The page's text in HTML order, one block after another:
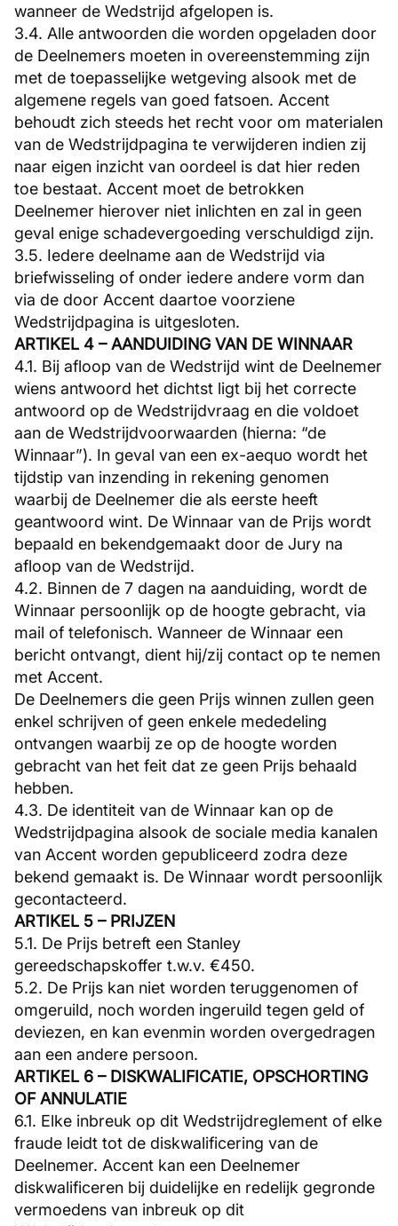
wanneer de Wedstrijd afgelopen is.
3.4. Alle antwoorden die worden opgeladen door
de Deelnemers moeten in overeenstemming zijn
met de toepasselijke wetgeving alsook met de
algemene regels van goed fatsoen. Accent
behoudt zich steeds het recht voor om materialen
van de Wedstrijdpagina te verwijderen indien zij
naar eigen inzicht van oordeel is dat hier reden
toe bestaat. Accent moet de betrokken
Deelnemer hierover niet inlichten en zal in geen
geval enige schadevergoeding verschuldigd zijn.
3.5. Iedere deelname aan de Wedstrijd via
briefwisseling of onder iedere andere vorm dan
via de door Accent daartoe voorziene
Wedstrijdpagina is uitgesloten.
ARTIKEL 4 – AANDUIDING VAN DE WINNAAR
4.1. Bij afloop van de Wedstrijd wint de Deelnemer
wiens antwoord het dichtst ligt bij het correcte
antwoord op de Wedstrijdvraag en die voldoet
aan de Wedstrijdvoorwaarden (hierna: “de
Winnaar”). In geval van een ex-aequo wordt het
tijdstip van inzending in rekening genomen
waarbij de Deelnemer die als eerste heeft
geantwoord wint. De Winnaar van de Prijs wordt
bepaald en bekendgemaakt door de Jury na
afloop van de Wedstrijd.
4.2. Binnen de 7 dagen na aanduiding, wordt de
Winnaar persoonlijk op de hoogte gebracht, via
mail of telefonisch. Wanneer de Winnaar een
bericht ontvangt, dient hij/zij contact op te nemen
met Accent.
De Deelnemers die geen Prijs winnen zullen geen
enkel schrijven of geen enkele mededeling
ontvangen waarbij ze op de hoogte worden
gebracht van het feit dat ze geen Prijs behaald
hebben.
4.3. De identiteit van de Winnaar kan op de
Wedstrijdpagina alsook de sociale media kanalen
van Accent worden gepubliceerd zodra deze
bekend gemaakt is. De Winnaar wordt persoonlijk
gecontacteerd.
ARTIKEL 5 – PRIJZEN
5.1. De Prijs betreft een Stanley
gereedschapskoffer t.w.v. €450.
5.2. De Prijs kan niet worden teruggenomen of
omgeruild, noch worden ingeruild tegen geld of
deviezen, en kan evenmin worden overgedragen
aan een andere persoon.
ARTIKEL 6 – DISKWALIFICATIE, OPSCHORTING
OF ANNULATIE
6.1. Elke inbreuk op dit Wedstrijdreglement of elke
fraude leidt tot de diskwalificering van de
Deelnemer. Accent kan een Deelnemer
diskwalificeren bij duidelijke en redelijk gegronde
vermoedens van inbreuk op dit